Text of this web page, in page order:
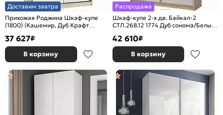
Доставим завтра
Прихожая Роджина Шкаф-купе
(1800) (Кашемир, Дуб Крафт
37 627₽
В корзину
Распродажа
Шкаф-купе 2-х дв. Байкал-2
СТЛ.268.12 1774 Дуб сонома/Белый
42 610₽
В корзину